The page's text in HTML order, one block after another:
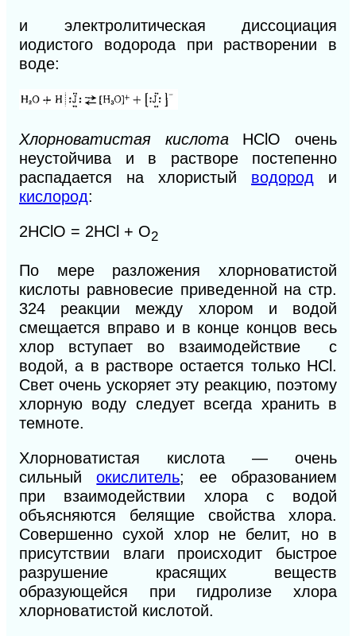
и электролитическая диссоциация
иодистого водорода при растворении в
воде:
Хлорноватистая кислота НСlO очень
неустойчива и в растворе постепенно
распадается на хлористый водород и
кислород:
2НСlO = 2НСl + O2
По мере разложения хлорноватистой
кислоты равновесие приведенной на стр.
324 реакции между хлором и водой
смещается вправо и в конце концов весь
хлор вступает во взаимодействие с
водой, а в растворе остается только НСl.
Свет очень ускоряет эту реакцию, поэтому
хлорную воду следует всегда хранить в
темноте.
Хлорноватистая кислота — очень
сильныйокислитель; ее образованием
при взаимодействии хлора с водой
объясняются белящие свойства хлора.
Совершенно сухой хлор не белит, но в
присутствии влаги происходит быстрое
разрушение красящих веществ
образующейся при гидролизе хлора
хлорноватистой кислотой.